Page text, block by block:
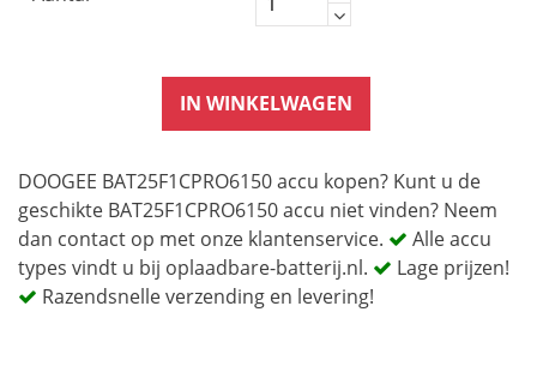
IN WINKELWAGEN
DOOGEE BAT25F1CPRO6150 accu kopen? Kunt u de
geschikte BAT25F1CPRO6150 accu niet vinden? Neem
dan contact op met onze klantenservice.
Alle accu
types vindt u bij oplaadbare-batterij.nl.
Lage prijzen!
Razendsnelle verzending en levering!